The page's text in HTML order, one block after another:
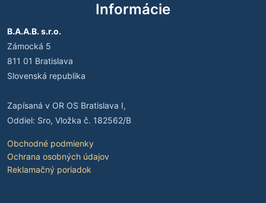
Informácie
B.A.A.B. s.r.o.
Zámocká 5
811 01 Bratislava
Slovenská republika
Zapísaná v OR OS Bratislava I,
Oddiel: Sro, Vložka č. 182562/B
Obchodné podmienky
Ochrana osobných údajov
Reklamačný poriadok